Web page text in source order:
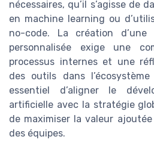
nécessaires, qu’il s’agisse de
en machine learning ou
no-code. La création d’une
personnalisée exige une
processus internes et une
des outils dans
essentiel d’aligner le
artificielle avec la stratégie
de maximiser la valeur ajoutée
des équipes.